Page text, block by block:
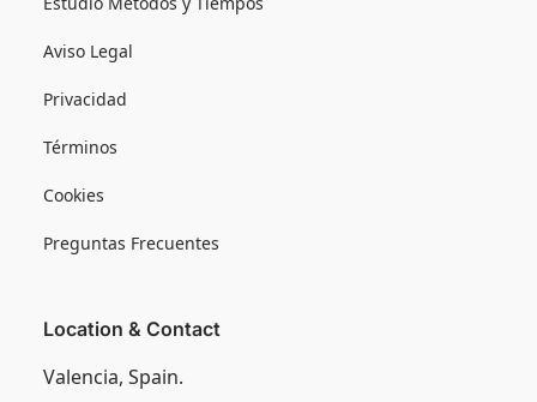
Aviso Legal
Privacidad
Términos
Cookies
Preguntas Frecuentes
Location & Contact
Valencia, Spain.